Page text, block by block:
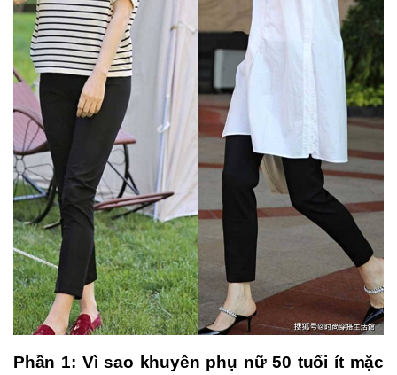
Phần 1: Vì sao khuyên phụ nữ 50 tuổi ít mặc